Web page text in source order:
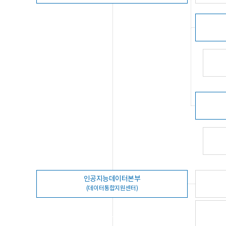
인공지능데이터본부
(데이터통합지원센터)